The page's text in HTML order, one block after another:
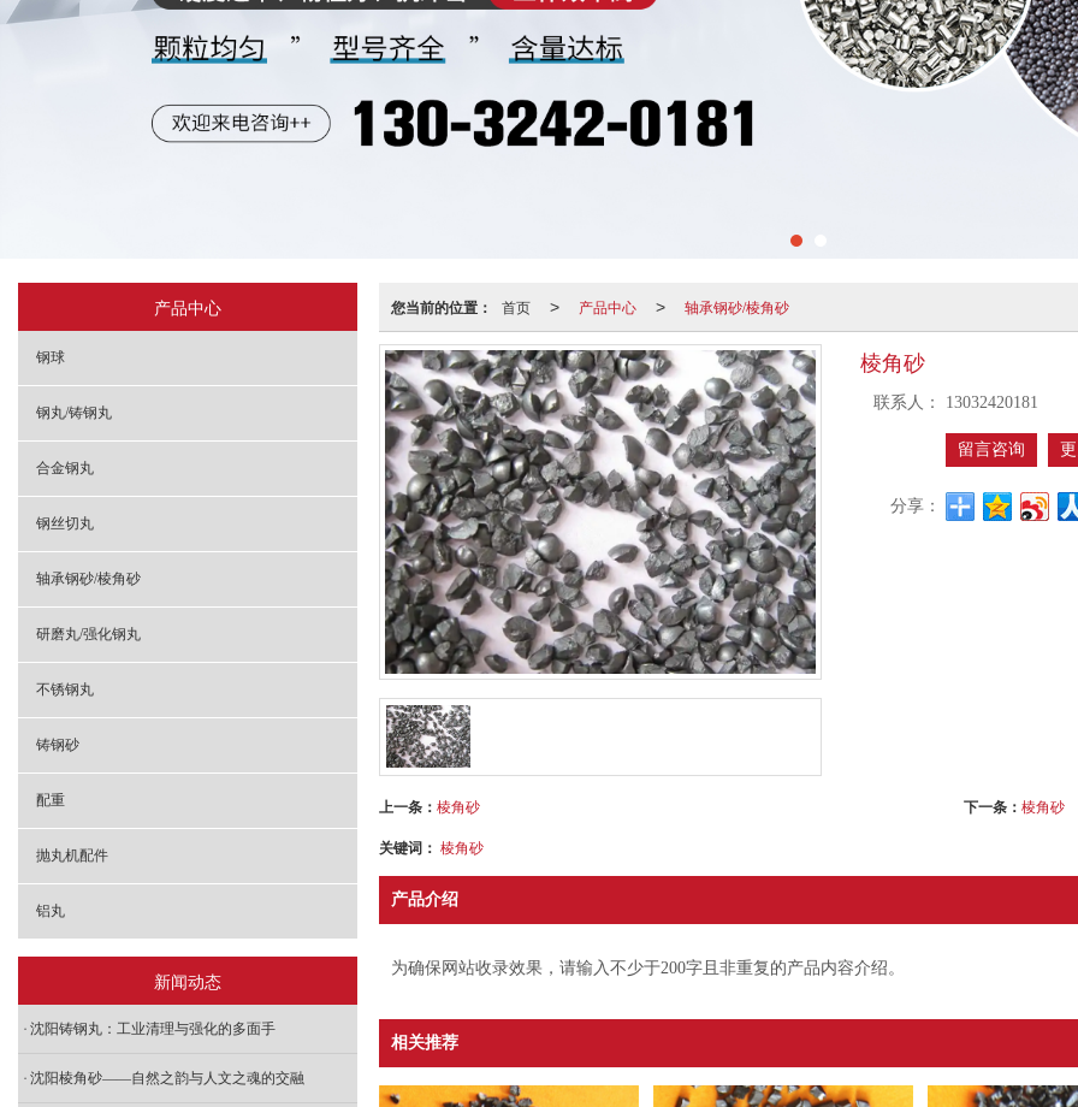
您当前的位置： 首页 > 产品中心 > 轴承钢砂/棱角砂
棱角砂
联系人： 13032420181
留言咨询
分享：
上一条： 棱角砂 下一条： 棱角砂
关键词： 棱角砂
产品介绍
为确保网站收录效果，请输入不少于200字且非重复的产品内容介绍。
相关推荐
产品中心
钢球
钢丸/铸钢丸
合金钢丸
钢丝切丸
轴承钢砂/棱角砂
研磨丸/强化钢丸
不锈钢丸
铸钢砂
配重
抛丸机配件
铝丸
新闻动态
沈阳铸钢丸：工业清理与强化的多面手
沈阳棱角砂——自然之韵与人文之魂的交融